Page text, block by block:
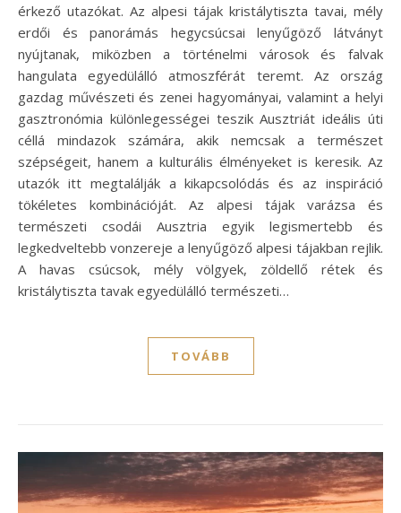
érkező utazókat. Az alpesi tájak kristálytiszta tavai, mély
erdői és panorámás hegycsúcsai lenyűgöző látványt
nyújtanak, miközben a történelmi városok és falvak
hangulata egyedülálló atmoszférát teremt. Az ország
gazdag művészeti és zenei hagyományai, valamint a helyi
gasztronómia különlegességei teszik Ausztriát ideális úti
céllá mindazok számára, akik nemcsak a természet
szépségeit, hanem a kulturális élményeket is keresik. Az
utazók itt megtalálják a kikapcsolódás és az inspiráció
tökéletes kombinációját. Az alpesi tájak varázsa és
természeti csodái Ausztria egyik legismertebb és
legkedveltebb vonzereje a lenyűgöző alpesi tájakban rejlik.
A havas csúcsok, mély völgyek, zöldellő rétek és
kristálytiszta tavak egyedülálló természeti…
TOVÁBB